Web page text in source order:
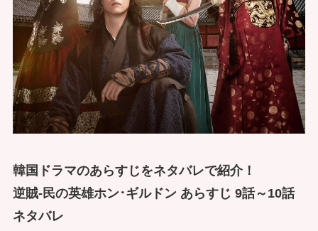
韓国ドラマのあらすじをネタバレで紹介！
逆賊-民の英雄ホン･ギルドン あらすじ 9話～10話
ネタバレ